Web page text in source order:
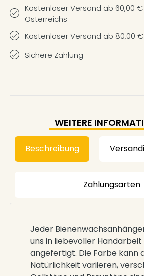
Kostenloser Versand ab 60,00
Österreichs
Kostenloser Versand ab 80,00
Sichere Zahlung
WEITERE
Beschreibung
Zahlungsarten
Jeder
uns in liebevoller Handarbeit
angefertigt. Die Farbe kann
Natürlichkeit variieren,